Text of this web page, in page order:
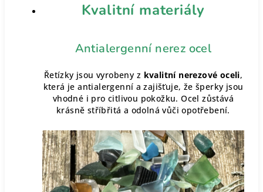
Kvalitní materiály
Antialergenní nerez ocel
Řetízky jsou vyrobeny z kvalitní nerezové oceli,
která je antialergenní a zajišťuje, že šperky jsou
vhodné i pro citlivou pokožku. Ocel zůstává
krásně stříbřitá a odolná vůči opotřebení.